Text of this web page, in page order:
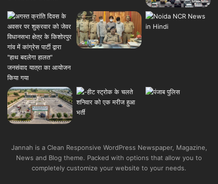
Jannah is a Clean Responsive WordPress Newspaper, Magazine,
News and Blog theme. Packed with options that allow you to
completely customize your website to your needs.